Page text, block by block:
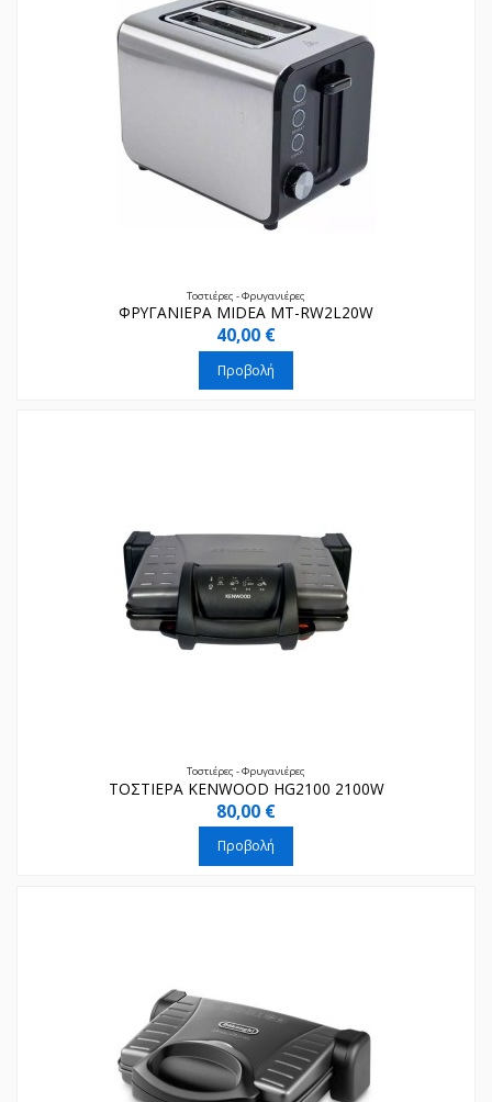
Τοστιέρες - Φρυγανιέρες
ΦΡΥΓΑΝΙΕΡΑ MIDEA MT-RW2L20W
40,00 €
Προβολή
Τοστιέρες - Φρυγανιέρες
ΤΟΣΤΙΕΡΑ KENWOOD HG2100 2100W
80,00 €
Προβολή